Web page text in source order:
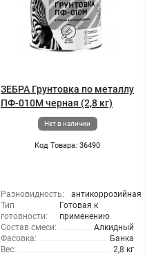
ЗЕБРА Грунтовка по металлу
ПФ-010М черная (2,8 кг)
Нет в наличии
Код Товара: 36490
Разновидность:
антикоррозийная
Тип
готовности:
Готовая к
применению
Состав смеси:
Алкидный
Фасовка:
Банка
Вес:
2,8 кг